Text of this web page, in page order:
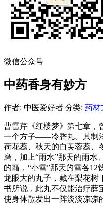
微信公众号
中药香身有妙方
作者: 中医爱好者 分类: 药材
曹雪芹《红楼梦》第七章，
一个方子——冷香丸。其制
荷花蕊、秋天的白芙蓉蕊、
磨，加上“雨水”那天的雨水
的霜，“小雪”那天的雪各12
龙眼大的丸子，藏在梨花树
书所说，此丸不仅能治疗薛
使身体散发出一阵淡淡凉凉